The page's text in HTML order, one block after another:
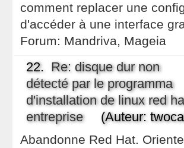
comment replacer une
d'accéder à une interface
Forum: Mandriva, Mageia
22. Re: disque dur non
détecté par le programma
d'installation de linux red
entreprise(Auteur:
Abandonne Red Hat.